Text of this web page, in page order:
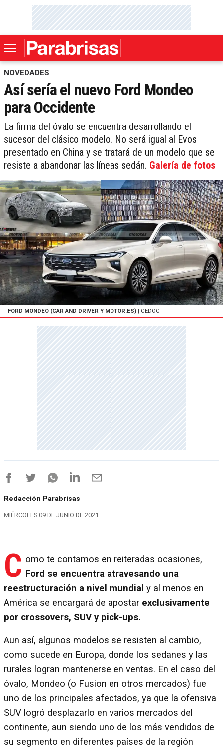
NOVEDADES
Así sería el nuevo Ford Mondeo
para Occidente
La firma del óvalo se encuentra desarrollando el
sucesor del clásico modelo. No será igual al Evos
presentado en China y se tratará de un modelo que se
resiste a abandonar las líneas sedán. Galería de fotos
FORD MONDEO (CAR AND DRIVER Y MOTOR.ES) | CEDOC
Redacción Parabrisas
MIÉRCOLES 09 DE JUNIO DE 2021
C omo te contamos en reiteradas ocasiones,
Ford se encuentra atravesando una
reestructuración a nivel mundial y al menos en
América se encargará de apostar exclusivamente
por crossovers, SUV y pick-ups.
Aun así, algunos modelos se resisten al cambio,
como sucede en Europa, donde los sedanes y las
rurales logran mantenerse en ventas. En el caso del
óvalo, Mondeo (o Fusion en otros mercados) fue
uno de los principales afectados, ya que la ofensiva
SUV logró desplazarlo en varios mercados del
continente, aun siendo uno de los más vendidos de
su segmento en diferentes países de la región